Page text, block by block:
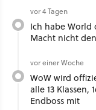
vor 4 Tagen
Ich habe World
Macht nicht
vor einer Woche
WoW wird
alle 13 Klassen,
Endboss mit